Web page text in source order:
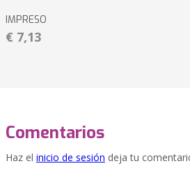
IMPRESO
€ 7,13
Comentarios
Haz el inicio de sesión deja tu